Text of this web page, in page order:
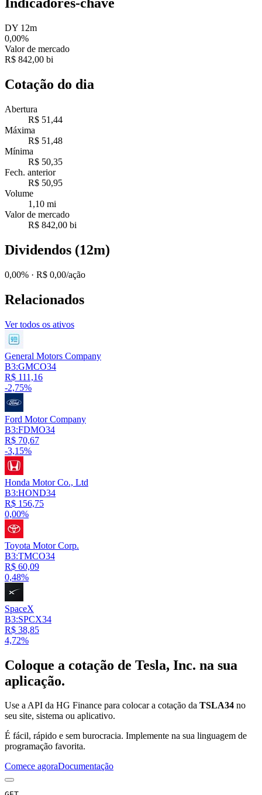
Indicadores-chave
DY 12m
0,00%
Valor de mercado
R$ 842,00 bi
Cotação do dia
Abertura
R$ 51,44
Máxima
R$ 51,48
Mínima
R$ 50,35
Fech. anterior
R$ 50,95
Volume
1,10 mi
Valor de mercado
R$ 842,00 bi
Dividendos (12m)
0,00% · R$ 0,00/ação
Relacionados
Ver todos os ativos
General Motors Company
B3:GMCO34
R$ 111,16
-2,75%
Ford Motor Company
B3:FDMO34
R$ 70,67
-3,15%
Honda Motor Co., Ltd
B3:HOND34
R$ 156,75
0,00%
Toyota Motor Corp.
B3:TMCO34
R$ 60,09
0,48%
SpaceX
B3:SPCX34
R$ 38,85
4,72%
Coloque a cotação de Tesla, Inc. na sua
aplicação.
Use a API da HG Finance para colocar a cotação da TSLA34 no
seu site, sistema ou aplicativo.
É fácil, rápido e sem burocracia. Implemente na sua linguagem de
programação favorita.
Comece agoraDocumentação